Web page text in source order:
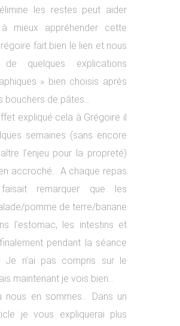
les restes peut aider
à mieux appréhender cette
fait bien le lien et nous
de quelques explications
» bien choisis après
bouchers de pâtes…
expliqué cela à Grégoire il
semaines (sans encore
l’enjeu pour la propreté)
accroché… A chaque repas
remarquer que les
pomme de terre/banane
l’estomac, les intestins et
pendant la séance
Je n’ai pas compris sur le
maintenant je vois bien…
nous en sommes… Dans un
je vous expliquerai plus